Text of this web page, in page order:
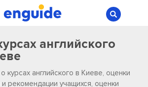
английского
курсах английского в Киеве, оценки
рекомендации учащихся, оценки